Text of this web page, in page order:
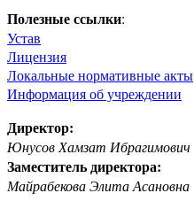
Полезные ссылки:
Устав
Лицензия
Локальные нормативные акты
Информация об учреждении
Директор:
Юнусов Хамзат Ибрагимович
Заместитель директора:
Майрабекова Элита Асановна